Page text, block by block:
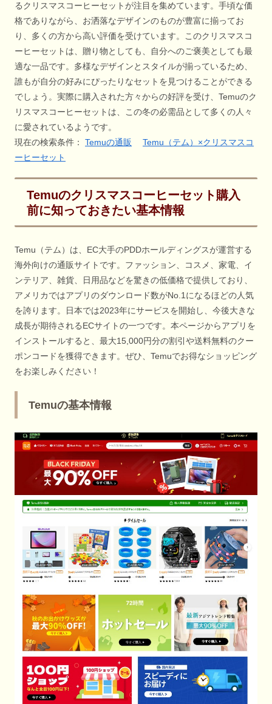
るクリスマスコーヒーセットが注目を集めています。手頃な価
格でありながら、お洒落なデザインのものが豊富に揃ってお
り、多くの方から高い評価を受けています。このクリスマスコ
ーヒーセットは、贈り物としても、自分へのご褒美としても最
適な一品です。多様なデザインとスタイルが揃っているため、
誰もが自分の好みにぴったりなセットを見つけることができる
でしょう。実際に購入された方々からの好評を受け、Temuのク
リスマスコーヒーセットは、この冬の必需品として多くの人々
に愛されているようです。
現在の検索条件： Temuの通販
Temu（テム）×クリスマスコ
ーヒーセット
Temuのクリスマスコーヒーセット購入
前に知っておきたい基本情報
Temu（テム）は、EC大手のPDDホールディングスが運営する
海外向けの通販サイトです。ファッション、コスメ、家電、イ
ンテリア、雑貨、日用品などを驚きの低価格で提供しており、
アメリカではアプリのダウンロード数がNo.1になるほどの人気
を誇ります。日本では2023年にサービスを開始し、今後大きな
成長が期待されるECサイトの一つです。本ページからアプリを
インストールすると、最大15,000円分の割引や送料無料のクー
ポンコードを獲得できます。ぜひ、Temuでお得なショッピング
をお楽しみください！
Temuの基本情報